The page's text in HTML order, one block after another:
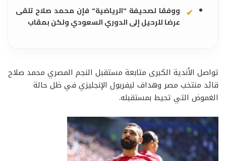
ووفقا لصحيفة "الرياضية" فإن محمد صلاح تلقى
عرضا للرحيل إلى الدوري السعودي ولكن بمقاب
تواصل الأندية الكبرى متابعة مستقبل النجم المصري محمد صلاح
قائد منتخب مصر وهداف ليفربول الإنجليزي في ظل حالة
الغموض التي تحيط بمستقبله.